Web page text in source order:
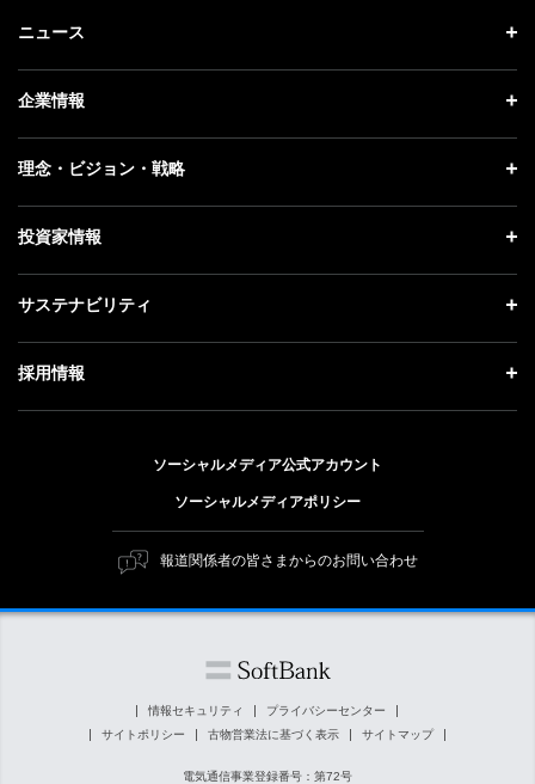
ニュース
ニュース トップ
プレスリリース
更新情報
企業情報
企業情報 トップ
社長メッセージ
事業紹介
理念・ビジョン・戦略
理念・ビジョン・戦略 トップ
成長戦略「Activate AI for Society」
人材戦略
投資家情報
投資家情報 トップ
経営方針
サステナビリティ
サステナビリティ トップ
トップメッセージ
ESG方針・体制
マテリアリティ（重要課題）
ESGの主な取り組み
外部評価・イニシアチブ
採用情報
キャリア採用
障がい者採用
ソーシャルメディア公式アカウント
ソーシャルメディアポリシー
報道関係者の皆さまからのお問い合わせ
情報セキュリティ
プライバシーセンター
サイトポリシー
古物営業法に基づく表示 サイトマップ
電気通信事業登録番号：第72号